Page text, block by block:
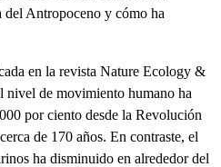
del Antropoceno y cómo ha
en la revista Nature Ecology &
nivel de movimiento humano ha
por ciento desde la Revolución
de 170 años. En contraste, el
ha disminuido en alrededor del